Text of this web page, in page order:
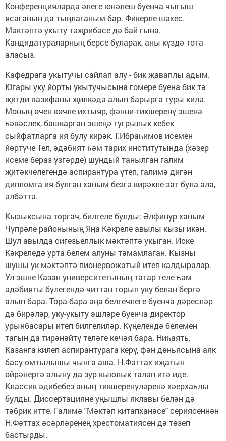
Конференцияләрдә әлеге юнәлеш буенча чыгыш
ясаганын да тыңлаганым бар. Фикерле шәхес.
Мәктәптә укыту тәҗрибәсе дә бай гына.
Кандидатураларның берсе буларак, аны күздә тота
аласыз.
Кафедрага укытучы сайлап алу - бик җаваплы адым.
Югары уку йорты укытучысына гомере буена бик тә
җитди вазифаны җилкәдә алып барырга туры килә.
Моның өчен көчле ихтыяр, фәнни-тикшеренү эшенә
һәвәслек, башкарган эшеңә тугрылык кебек
сыйфатларга ия булу кирәк. Г.Ибраһимов исемен
йөртүче Тел, әдәбият һәм тарих институтында (хәзер
исеме бераз үзгәрде) шундый танылган галим
җитәкчелегендә аспирантура үтеп, галимә дигән
дипломга ия булган ханым безгә кирәкле зат була ала,
әлбәттә.
Кызыксына торгач, билгеле булды: Әлфинур ханым
Чүпрәле районының Яңа Кәкреле авылы кызы икән.
Шул авылда сигезьеллык мәктәптә укыган. Иске
Кәкреледә урта белем алуны тәмамлаган. Кызны
шушы ук мәктәптә пионервожатый итеп калдыралар.
Ул эшне Казан университетының татар теле һәм
әдәбияты бүлегендә читтән торып уку белән бергә
алып бара. Тора-бара аңа белгечлеге буенча дәресләр
дә бирәләр, уку-укыту эшләре буенча директор
урынбасары итеп билгелиләр. Күңелендә белемен
тагын да тирәнәйтү теләге көчәя бара. Ниһаять,
Казанга килеп аспирантурага керү, фән дөньясына аяк
басу омтылышы чынга аша. Н.Фәттах иҗатын
өйрәнергә алыну да зур кыюлык таләп итә иде.
Классик әдибебез аның тикшеренүләренә хәерхаһлы
булды. Диссертацияне уңышлы яклавы белән дә
тәбрик итте. Галимә "Мәк­­тәп китапханәсе" сериясеннән
Н.Фәттах әсәрләренең хрестоматиясен дә төзеп
бастырды.